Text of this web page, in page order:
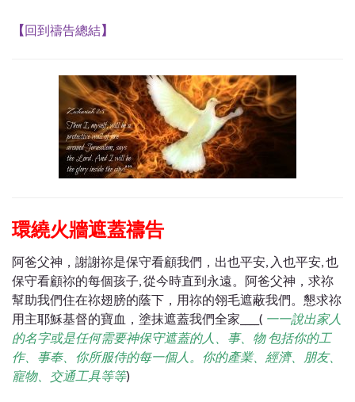
【回到禱告總結】
環繞火牆遮蓋禱告
阿爸父神，謝謝祢是保守看顧我們，出也平安, 入也平安, 也
保守看顧祢的每個孩子, 從今時直到永遠。阿爸父神，求祢
幫助我們住在祢翅膀的蔭下，用祢的翎毛遮蔽我們。懇求祢
用主耶穌基督的寶血，塗抹遮蓋我們全家____( 一一說出家人
的名字或是任何需要神保守遮蓋的人、事、物 包括你的工
作、事奉、你所服侍的每一個人。你的產業、經濟、朋友、
寵物、交通工具等等)